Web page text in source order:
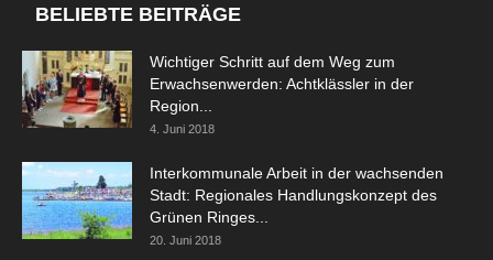
BELIEBTE BEITRÄGE
Wichtiger Schritt auf dem Weg zum
Erwachsenwerden: Achtklässler in der
Region...
4. Juni 2018
Interkommunale Arbeit in der wachsenden
Stadt: Regionales Handlungskonzept des
Grünen Ringes...
20. Juni 2018